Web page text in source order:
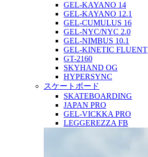
GEL-KAYANO 14
GEL-KAYANO 12.1
GEL-CUMULUS 16
GEL-NYC/NYC 2.0
GEL-NIMBUS 10.1
GEL-KINETIC FLUENT
GT-2160
SKYHAND OG
HYPERSYNC
スケートボード
SKATEBOARDING
JAPAN PRO
GEL-VICKKA PRO
LEGGEREZZA FB